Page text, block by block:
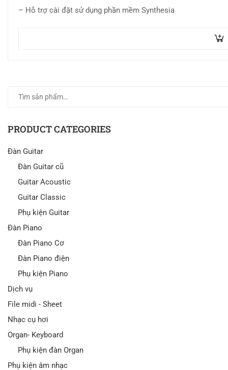
– Hỗ trợ cài đặt sử dụng phần mềm Synthesia
PRODUCT CATEGORIES
Đàn Guitar
Đàn Guitar cũ
Guitar Acoustic
Guitar Classic
Phụ kiện Guitar
Đàn Piano
Đàn Piano Cơ
Đàn Piano điện
Phụ kiện Piano
Dịch vụ
File midi - Sheet
Nhạc cụ hơi
Organ- Keyboard
Phụ kiện đàn Organ
Phụ kiện âm nhạc